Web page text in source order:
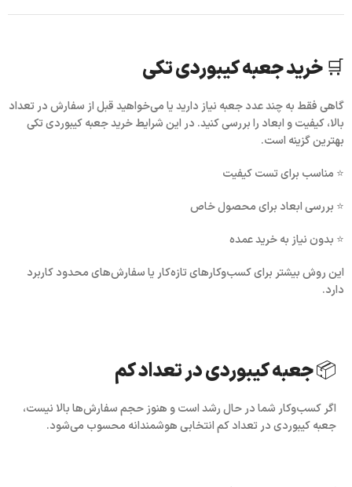
🛒 خرید جعبه کیبوردی تکی
گاهی فقط به چند عدد جعبه نیاز دارید یا می‌خواهید قبل از سفارش در تعداد
بالا، کیفیت و ابعاد را بررسی کنید. در این شرایطخرید جعبه کیبوردی تکی
بهترین گزینه است.
⭐ مناسب برای تست کیفیت
⭐ بررسی ابعاد برای محصول خاص
⭐ بدون نیاز به خرید عمده
این روش بیشتر برای کسب‌وکارهای تازه‌کار یا سفارش‌های محدود کاربرد
دارد.
📦 جعبه کیبوردی در تعداد کم
اگر کسب‌وکار شما در حال رشد است و هنوز حجم سفارش‌ها بالا نیست،
جعبه کیبوردی در تعداد کمانتخابی هوشمندانه محسوب می‌شود.